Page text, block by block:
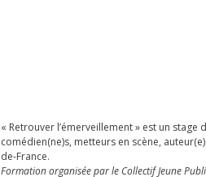
« Retrouver l’émerveillement » est un
comédien(ne)s, metteurs en scène,
de-France.
Formation organisée par le Collectif Jeune